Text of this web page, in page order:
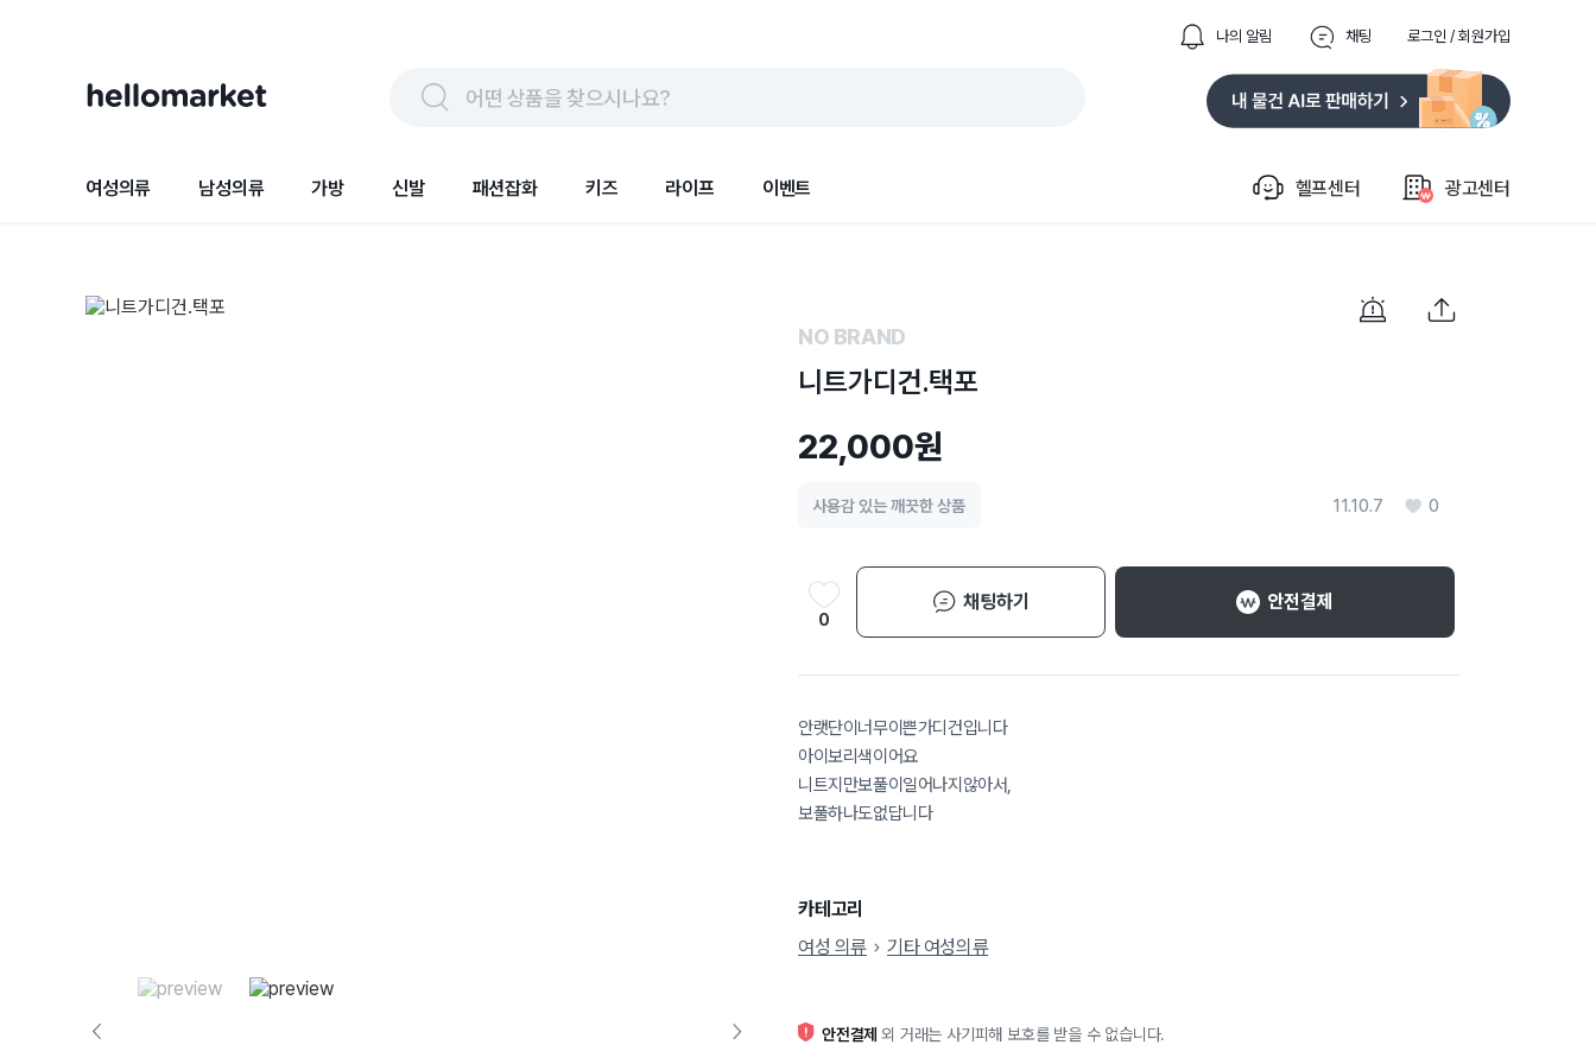
나의 알림 채팅 로그인 / 회원가입
어떤 상품을 찾으시나요?
여성의류 남성의류 가방 신발 패션잡화 키즈 라이프 이벤트 헬프센터 광고센터
NO BRAND
니트가디건.택포
22,000원
11.10.7 0
사용감 있는 깨끗한 상품
0
채팅하기 안전결제
안랫단이너무이쁜가디건입니다
아이보리색이어요
니트지만보풀이일어나지않아서,
보풀하나도없답니다
카테고리
여성 의류
기타 여성의류
안전결제 외 거래는 사기피해 보호를 받을 수 없습니다.